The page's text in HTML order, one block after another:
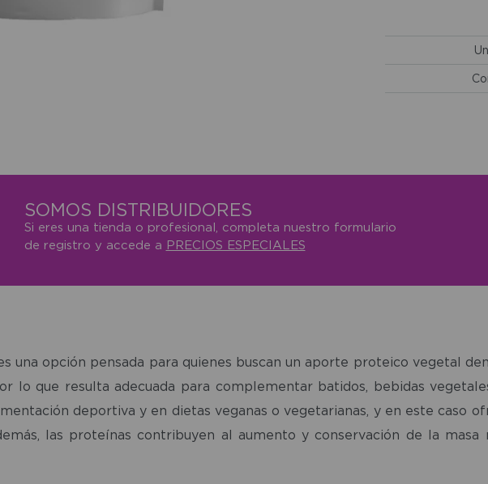
SOMOS DISTRIBUIDORES
Si eres una tienda o profesional, completa nuestro formulario
de registro y accede a PRECIOS ESPECIALES
una opción pensada para quienes buscan un aporte proteico vegetal
lo que resulta adecuada para complementar batidos, bebidas
deportiva y en dietas veganas o vegetarianas, y en este caso
las proteínas contribuyen al aumento y conservación de la